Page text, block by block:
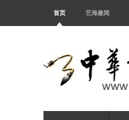
首页 艺海趣闻